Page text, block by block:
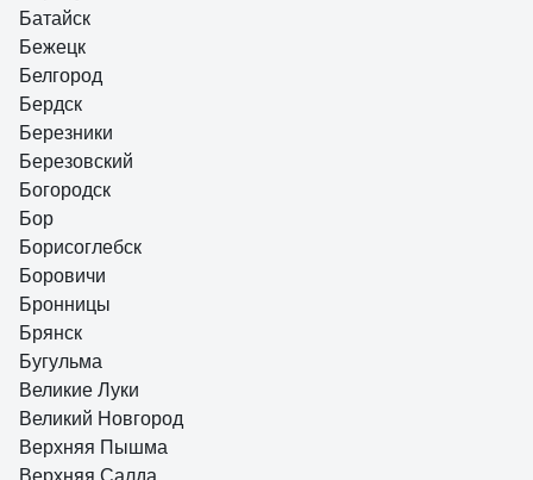
Батайск
Бежецк
Белгород
Бердск
Березники
Березовский
Богородск
Бор
Борисоглебск
Боровичи
Бронницы
Брянск
Бугульма
Великие Луки
Великий Новгород
Верхняя Пышма
Верхняя Салда